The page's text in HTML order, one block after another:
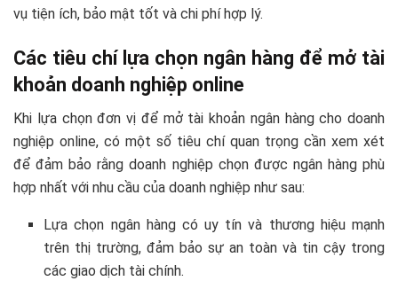
vụ tiện ích, bảo mật tốt và chi phí hợp lý.
Các tiêu chí lựa chọn ngân hàng để mở tài
khoản doanh nghiệp online
Khi lựa chọn đơn vị để mở tài khoản ngân hàng cho doanh
nghiệp online, có một số tiêu chí quan trọng cần xem xét
để đảm bảo rằng doanh nghiệp chọn được ngân hàng phù
hợp nhất với nhu cầu của doanh nghiệp như sau:
Lựa chọn ngân hàng có uy tín và thương hiệu mạnh
trên thị trường, đảm bảo sự an toàn và tin cậy trong
các giao dịch tài chính.